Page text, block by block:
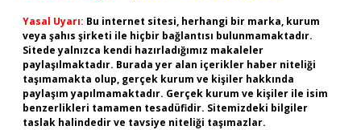
Yasal Uyarı: Bu internet sitesi, herhangi bir marka, kurum
veya şahıs şirketi ile hiçbir bağlantısı bulunmamaktadır.
Sitede yalnızca kendi hazırladığımız makaleler
paylaşılmaktadır. Burada yer alan içerikler haber niteliği
taşımamakta olup, gerçek kurum ve kişiler hakkında
paylaşım yapılmamaktadır. Gerçek kurum ve kişiler ile isim
benzerlikleri tamamen tesadüfidir. Sitemizdeki bilgiler
taslak halindedir ve tavsiye niteliği taşımazlar.